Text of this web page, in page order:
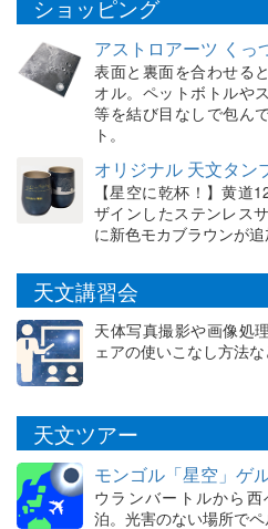
ショッピング
アストロアーツ くっ
表面と裏面を合わせる
オル。ペットボトルや
等を結び目なしで包ん
ト。
オリジナル 天文タン
【星空に乾杯！】黄道
ザインしたステンレス
に新色モカブラウンが追
天文講習会
天体写真撮影や画像処
ェアの使いこなし方法
天文ツアー
モンゴル「星空」ゲ
ウランバートルから
泊。光害のない場所で